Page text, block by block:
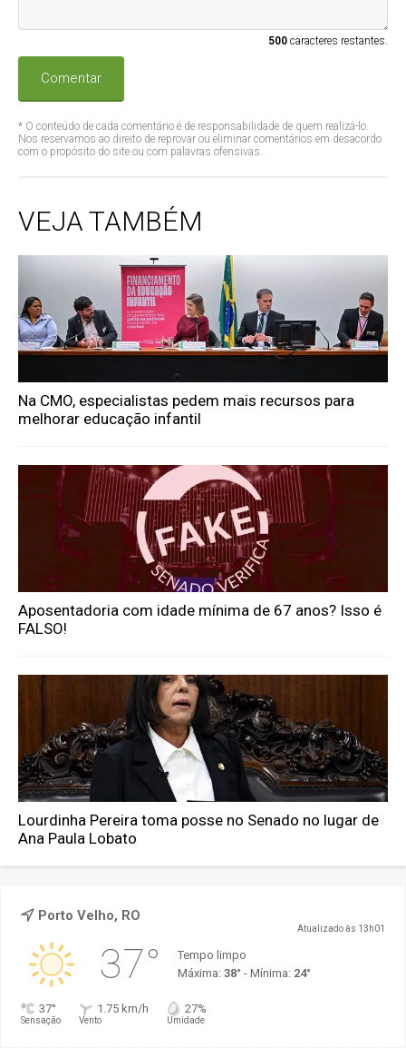
500caracteres restantes.
Comentar
* O conteúdo de cada comentário é de responsabilidade de quem realizá-lo.
Nos reservamos ao direito de reprovar ou eliminar comentários em desacordo
com o propósito do site ou com palavras ofensivas.
VEJA TAMBÉM
Na CMO, especialistas pedem mais recursos para
melhorar educação infantil
Aposentadoria com idade mínima de 67 anos? Isso é
FALSO!
Lourdinha Pereira toma posse no Senado no lugar de
Ana Paula Lobato
Porto Velho, RO
Atualizado às 13h01
37°
Tempo limpo
Máxima: 38° - Mínima: 24°
37°
Sensação
1.75 km/h
Vento
27%
Umidade